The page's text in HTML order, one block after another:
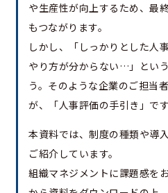
や生産性が向上するため、最
もつながります。
しかし、「しっかりとした人
やり方が分からない…」とい
う。そのような企業のご担当
が、「人事評価の手引き」です
本資料では、制度の種類や導
ご紹介しています。
組織マネジメントに課題感を